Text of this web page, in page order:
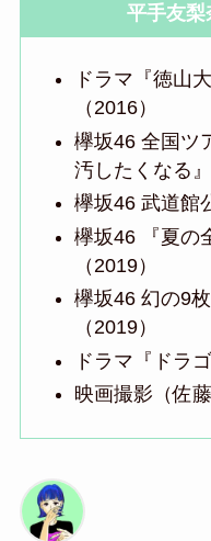
平手友梨
ドラマ『徳山
（2016）
欅坂46 全国ツ
汚したくなる』
欅坂46 武道館
欅坂46 『夏の
（2019）
欅坂46 幻の9
（2019）
ドラマ『ドラ
映画撮影（佐